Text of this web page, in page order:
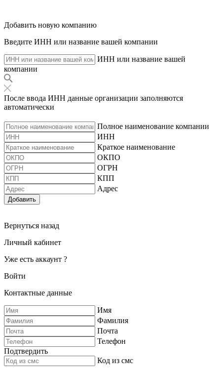
Добавить новую компанию
Введите ИНН или название вашей компании
ИНН или название вашей
компании
После ввода ИНН данные организации заполняются
автоматически
Полное наименование компании
ИНН
Краткое наименование
ОКПО
ОГРН
КПП
Адрес
Добавить
Вернуться назад
Личный кабинет
Уже есть аккаунт ?
Войти
Контактные данные
Имя
Фамилия
Почта
Телефон
Подтвердить
Код из смс